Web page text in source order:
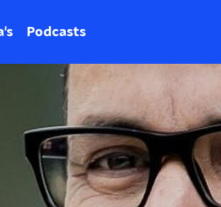
Podcasts